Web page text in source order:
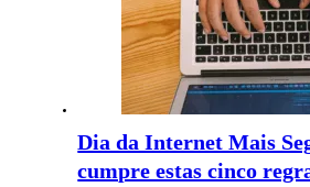
Dia da Internet Mais
cumpre estas cinco